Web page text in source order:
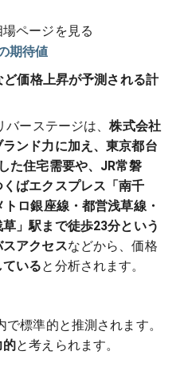
ページを見る
期待値
価格上昇が予測される計
バーステージは、株式会社
ンド力に加え、東京都台
た住宅需要や、JR常磐
ばエクスプレス「南千
ロ銀座線・都営浅草線・
」駅まで徒歩23分という
アクセスなどから、価格
いると分析されます。
標準的と推測されます。
的と考えられます。